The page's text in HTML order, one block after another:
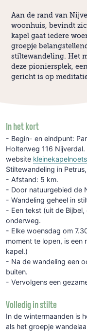
Aan de rand van
woonhuis, bevindt
kapel gaat iedere
groepje
stiltewandeling. Het
deze pioniersplek,
gericht is op
In het kort
- Begin- en eindpunt:
Holterweg 116
website
Stiltewandeling in
- Afstand: 5 km.
- Door natuurgebied de
- Wandeling geheel in
- Een tekst (uit de
onderweg.
- Elke woensdag om
moment te lopen, is een
kapel.)
- Na de wandeling een
buiten.
- Vervolgens een
Volledig in stilte
In de wintermaanden is
als het groepje